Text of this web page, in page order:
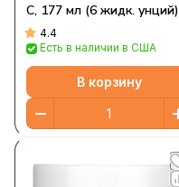
С, 177 мл (6 жидк. унций)
4.4
Есть в наличии в США
В корзину